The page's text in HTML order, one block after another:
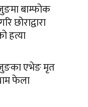
बाम्फोक
छोराद्वारा
हत्या
एभेङ मृत
फेला